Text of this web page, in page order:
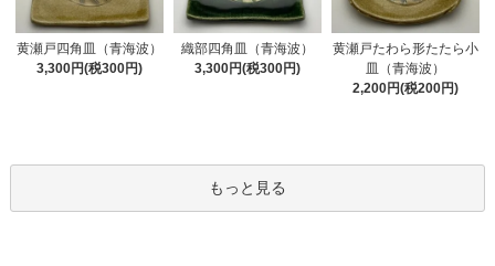
黄瀬戸四角皿（青海波）
3,300円(税300円)
織部四角皿（青海波）
3,300円(税300円)
黄瀬戸たわら形たたら小
皿（青海波）
2,200円(税200円)
もっと見る